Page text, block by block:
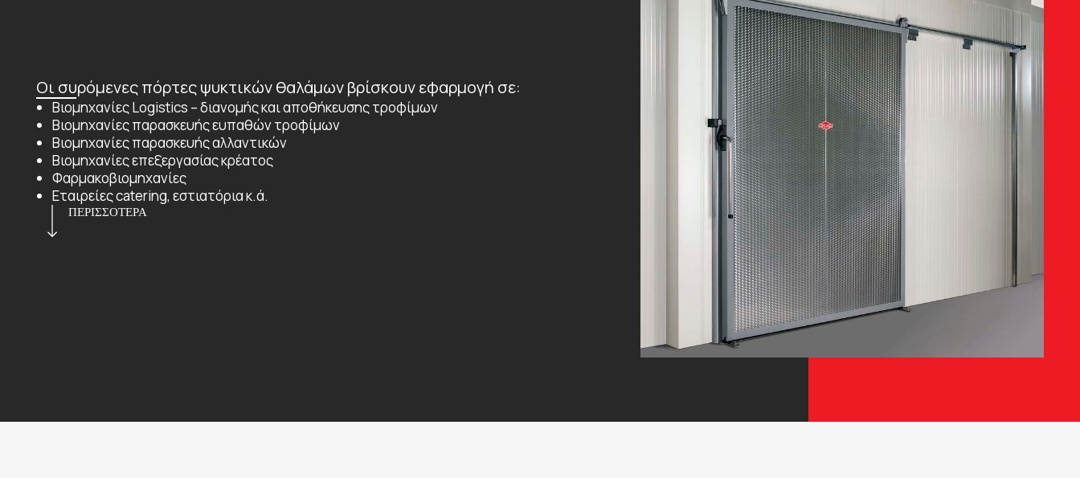
Οι συρόμενες πόρτες ψυκτικών θαλάμων βρίσκουν εφαρμογή σε:
Βιομηχανίες Logistics – διανομής και αποθήκευσης τροφίμων
Βιομηχανίες παρασκευής ευπαθών τροφίμων
Βιομηχανίες παρασκευής αλλαντικών
Βιομηχανίες επεξεργασίας κρέατος
Φαρμακοβιομηχανίες
Εταιρείες catering, εστιατόρια κ.ά.
ΠΕΡΙΣΣΟΤΕΡΑ